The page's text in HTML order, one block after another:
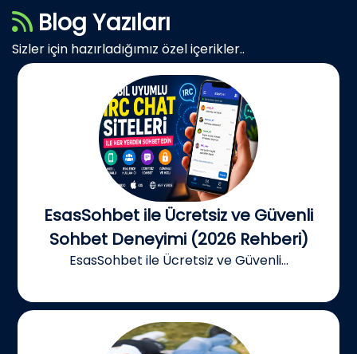
Blog Yazıları
Sizler için hazırladığımız özel içerikler..
EsasSohbet ile Ücretsiz ve Güvenli
Sohbet Deneyimi (2026 Rehberi)
EsasSohbet ile Ücretsiz ve Güvenli...